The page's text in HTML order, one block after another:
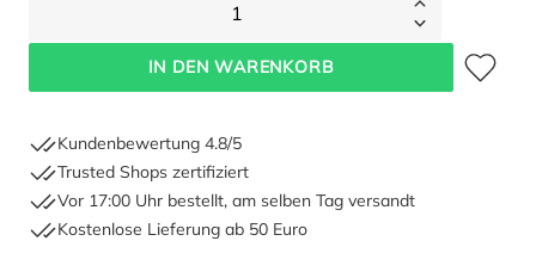
1
IN DEN WARENKORB
Zum
Kundenbewertung 4.8/5
Trusted Shops zertifiziert
Vor 17:00 Uhr bestellt, am selben Tag versandt
Kostenlose Lieferung ab 50 Euro